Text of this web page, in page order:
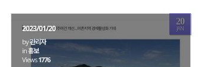
20
JAN
2023/01/20
by관리자
in홍보
Views1776